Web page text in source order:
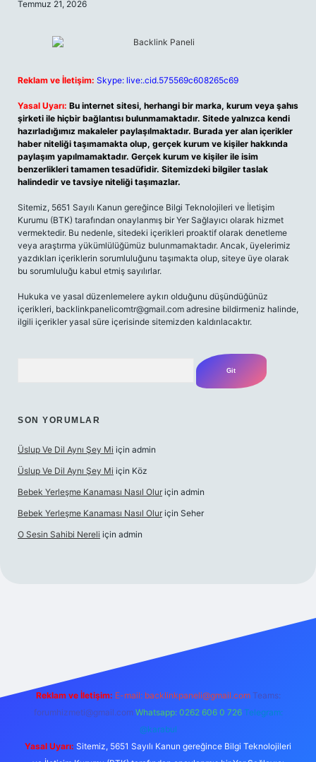
Temmuz 21, 2026
Reklam ve İletişim: Skype: live:.cid.575569c608265c69
Yasal Uyarı: Bu internet sitesi, herhangi bir marka, kurum veya şahıs
şirketi ile hiçbir bağlantısı bulunmamaktadır. Sitede yalnızca kendi
hazırladığımız makaleler paylaşılmaktadır. Burada yer alan içerikler
haber niteliği taşımamakta olup, gerçek kurum ve kişiler hakkında
paylaşım yapılmamaktadır. Gerçek kurum ve kişiler ile isim
benzerlikleri tamamen tesadüfidir. Sitemizdeki bilgiler taslak
halindedir ve tavsiye niteliği taşımazlar.
Sitemiz, 5651 Sayılı Kanun gereğince Bilgi Teknolojileri ve İletişim
Kurumu (BTK) tarafından onaylanmış bir Yer Sağlayıcı olarak hizmet
vermektedir. Bu nedenle, sitedeki içerikleri proaktif olarak denetleme
veya araştırma yükümlülüğümüz bulunmamaktadır. Ancak, üyelerimiz
yazdıkları içeriklerin sorumluluğunu taşımakta olup, siteye üye olarak
bu sorumluluğu kabul etmiş sayılırlar.
Hukuka ve yasal düzenlemelere aykırı olduğunu düşündüğünüz
içerikleri, backlinkpanelicomtr@gmail.com adresine bildirmeniz halinde,
ilgili içerikler yasal süre içerisinde sitemizden kaldırılacaktır.
SON YORUMLAR
Üslup Ve Dil Aynı Şey Mi için admin
Üslup Ve Dil Aynı Şey Mi için Köz
Bebek Yerleşme Kanaması Nasıl Olur için admin
Bebek Yerleşme Kanaması Nasıl Olur için Seher
O Sesin Sahibi Nereli için admin
Reklam ve İletişim: E-mail: backlinkpaneli@gmail.com Teams:
forumhizmeti@gmail.com Whatsapp: 0262 606 0 726 Telegram:
@karabul
Yasal Uyarı: Sitemiz, 5651 Sayılı Kanun gereğince Bilgi Teknolojileri